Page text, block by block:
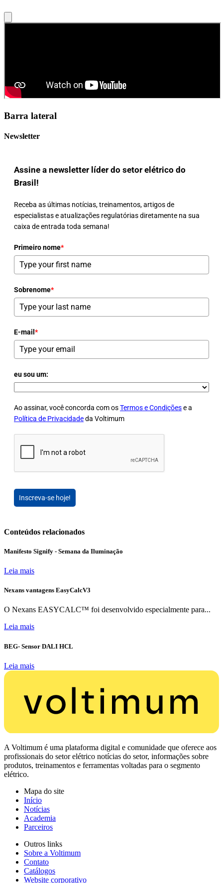
Barra lateral
Newsletter
Assine a newsletter líder do setor elétrico do
Brasil!
Receba as últimas notícias, treinamentos, artigos de
especialistas e atualizações regulatórias diretamente na sua
caixa de entrada toda semana!
Primeiro nome*
Sobrenome*
E-mail *
eu sou um:
Ao assinar, você concorda com osTermos e Condiçõese a
Política de Privacidadeda Voltimum
Inscreva-se hoje!
Conteúdos relacionados
Manifesto Signify - Semana da Iluminação
Leia mais
Nexans vantagens EasyCalcV3
O Nexans EASYCALC™ foi desenvolvido especialmente para...
Leia mais
BEG- Sensor DALI HCL
Leia mais
A Voltimum é uma plataforma digital e comunidade que oferece aos
profissionais do setor elétrico notícias do setor, informações sobre
produtos, treinamentos e ferramentas voltadas para o segmento
elétrico.
Mapa do site
Início
Notícias
Academia
Parceiros
Outros links
Sobre a Voltimum
Contato
Catálogos
Website corporativo